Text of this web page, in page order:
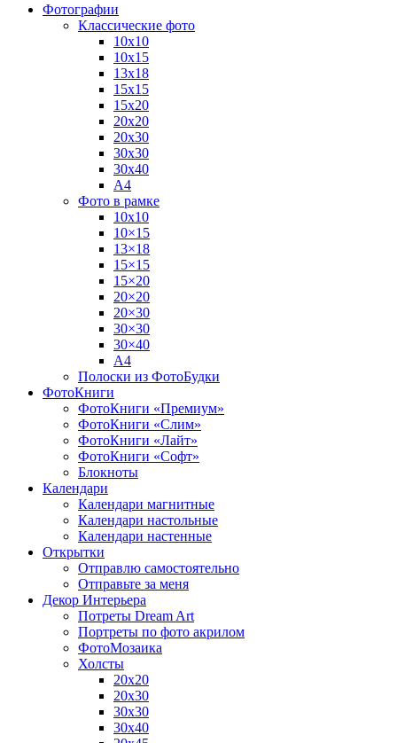
Фотографии
Классические фото
10х10
10х15
13х18
15х15
15х20
20х20
20х30
30х30
30х40
А4
Фото в рамке
10х10
10×15
13×18
15×15
15×20
20×20
20×30
30×30
30×40
A4
Полоски из ФотоБудки
ФотоКниги
ФотоКниги «Премиум»
ФотоКниги «Слим»
ФотоКниги «Лайт»
ФотоКниги «Софт»
Блокноты
Календари
Календари магнитные
Календари настольные
Календари настенные
Открытки
Отправлю самостоятельно
Отправьте за меня
Декор Интерьера
Потреты Dream Art
Портреты по фото акрилом
ФотоМозаика
Холсты
20х20
20х30
30х30
30х40